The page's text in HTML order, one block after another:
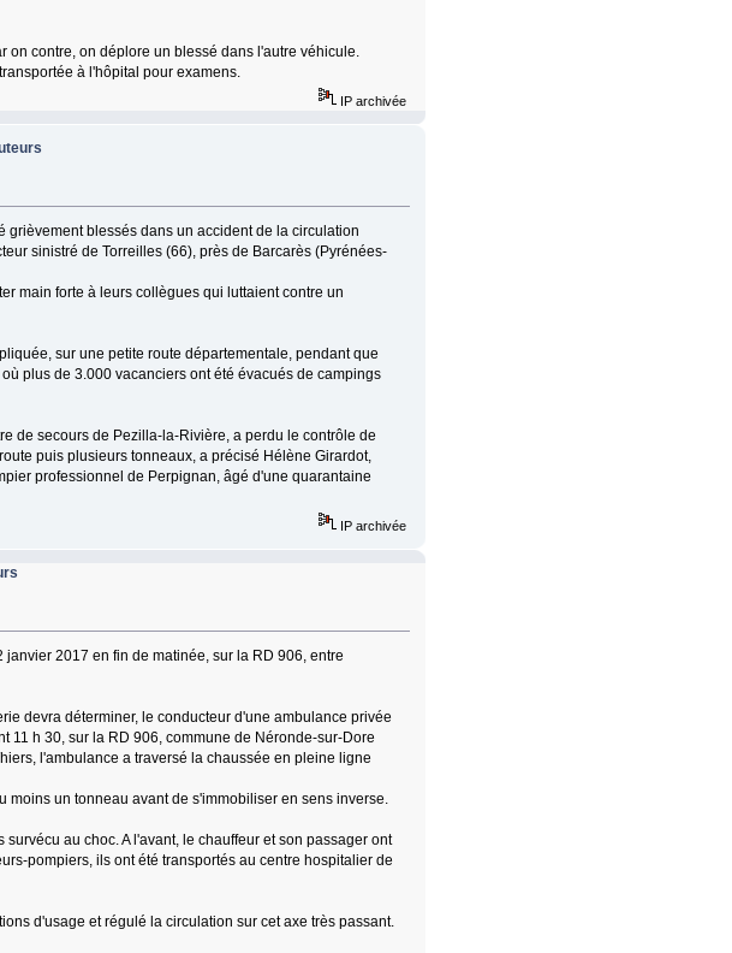
contre, on déplore un blessé dans l'autre véhicule.
à l'hôpital pour examens.
IP archivée
grièvement blessés dans un accident de la circulation
sinistré de Torreilles (66), près de Barcarès (Pyrénées-
main forte à leurs collègues qui luttaient contre un
sur une petite route départementale, pendant que
plus de 3.000 vacanciers ont été évacués de campings
de secours de Pezilla-la-Rivière, a perdu le contrôle de
puis plusieurs tonneaux, a précisé Hélène Girardot,
professionnel de Perpignan, âgé d'une quarantaine
IP archivée
2017 en fin de matinée, sur la RD 906, entre
devra déterminer, le conducteur d'une ambulance privée
11 h 30, sur la RD 906, commune de Néronde-sur-Dore
l'ambulance a traversé la chaussée en pleine ligne
moins un tonneau avant de s'immobiliser en sens inverse.
au choc. A l'avant, le chauffeur et son passager ont
pompiers, ils ont été transportés au centre hospitalier de
d'usage et régulé la circulation sur cet axe très passant.